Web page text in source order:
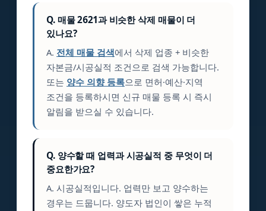
Q. 매물 2621과 비슷한 삭제 매물이 더
있나요?
A. 전체 매물 검색에서 삭제 업종 + 비슷한
자본금/시공실적 조건으로 검색 가능합니다.
또는 양수 의향 등록으로 면허·예산·지역
조건을 등록하시면 신규 매물 등록 시 즉시
알림을 받으실 수 있습니다.
Q. 양수할 때 업력과 시공실적 중 무엇이 더
중요한가요?
A. 시공실적입니다. 업력만 보고 양수하는
경우는 드뭅니다. 양도자 법인이 쌓은 누적